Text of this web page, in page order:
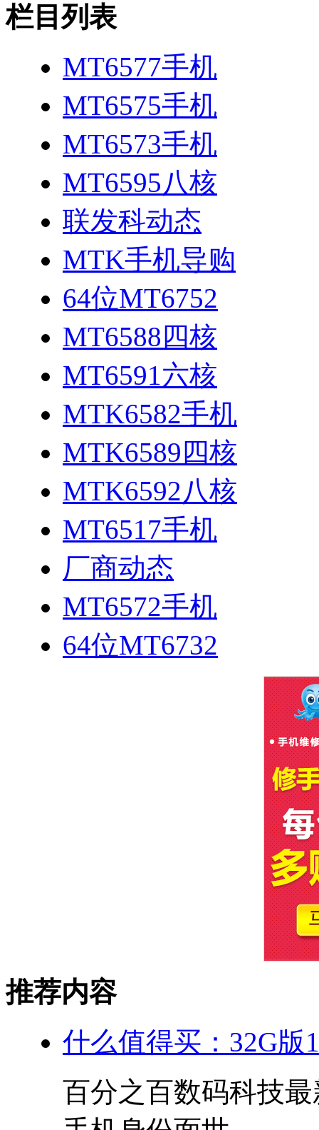
栏目列表
MT6577手机
MT6575手机
MT6573手机
MT6595八核
联发科动态
MTK手机导购
64位MT6752
MT6588四核
MT6591六核
MTK6582手机
MTK6589四核
MTK6592八核
MT6517手机
厂商动态
MT6572手机
64位MT6732
推荐内容
什么值得买：32G版
百分之百数码科技